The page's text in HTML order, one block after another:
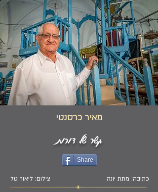
מאיר כרסנטי
קשר של דורות
Share
צילום: ליאור טל כתיבה: מתת יונה